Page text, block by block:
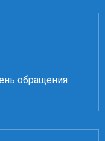
обращения